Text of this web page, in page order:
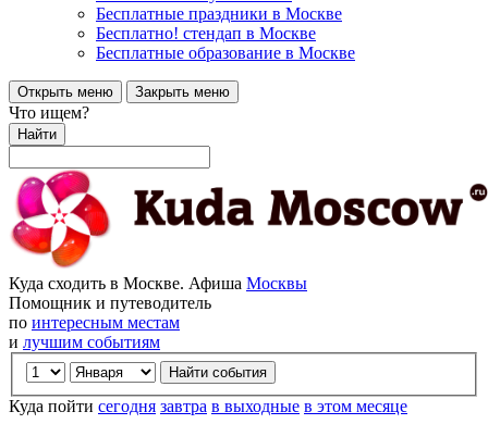
Бесплатные праздники в Москве
Бесплатно! стендап в Москве
Бесплатные образование в Москве
Открыть меню Закрыть меню
Что ищем?
Найти
Куда сходить в Москве. Афиша Москвы
Помощник и путеводитель
по интересным местам
и лучшим событиям
Куда пойти сегодня завтра в выходные в этом месяце